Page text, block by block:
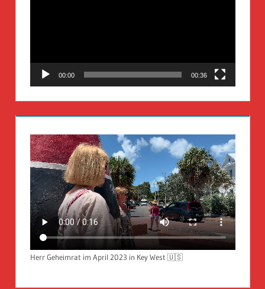
00:00 00:36
Herr Geheimrat im April 2023 in Key West 🇺🇸